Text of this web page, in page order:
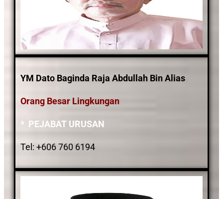
YM Dato Baginda Raja Abdullah Bin Alias
Orang Besar Lingkungan
* PEJABAT URUSAN
Tel: +606 760 6194